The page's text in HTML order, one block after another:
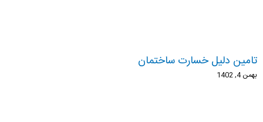
تامین دلیل خسارت ساختمان
بهمن 4, 1402